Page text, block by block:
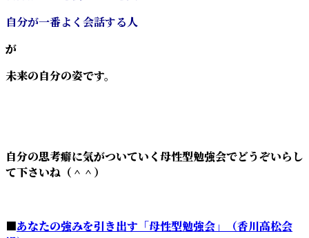
自分が一番よく会話する人
が
未来の自分の姿です。
自分の思考癖に気がついていく母性型勉強会でどうぞいらし
て下さいね（＾＾）
■あなたの強みを引き出す「母性型勉強会」（香川高松会